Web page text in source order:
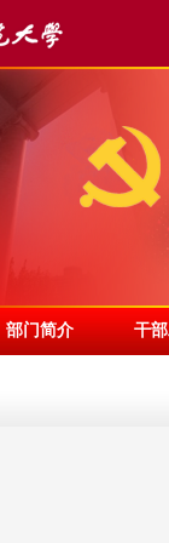
部门简介 干